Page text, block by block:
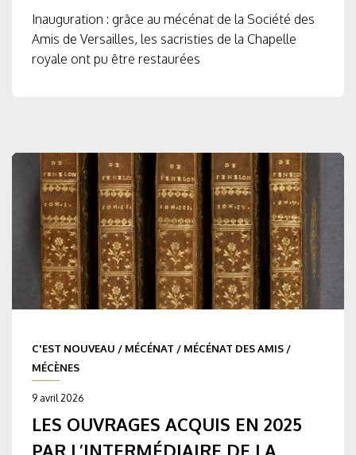
Inauguration : grâce au mécénat de la Société des
Amis de Versailles, les sacristies de la Chapelle
royale ont pu être restaurées
C'EST NOUVEAU / MÉCÉNAT / MÉCÉNAT DES AMIS /
MÉCÈNES
9 avril 2026
LES OUVRAGES ACQUIS EN 2025
PAR L’INTERMÉDIAIRE DE LA